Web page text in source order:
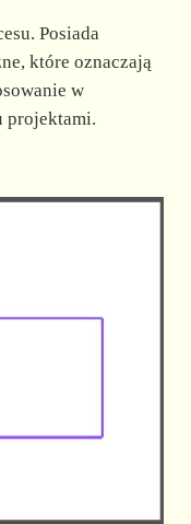
Posiada
które oznaczają
w
projektami.